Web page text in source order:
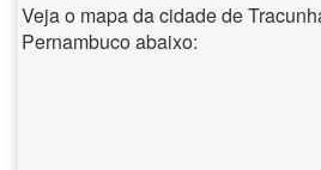
Veja o mapa da cidade de
Pernambuco abaixo: